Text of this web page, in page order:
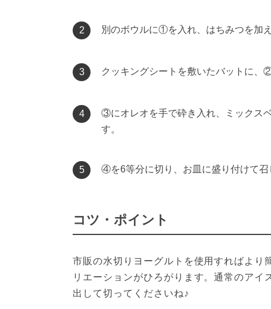
2 別のボウルに①を入れ、はちみつを加
3 クッキングシートを敷いたバットに、
4
③にオレオを手で砕き入れ、ミックス
す。
5 ④を6等分に切り、お皿に盛り付けて召
コツ・ポイント
市販の水切りヨーグルトを使用すればより
リエーションがひろがります。通常のアイ
出して切ってくださいね♪